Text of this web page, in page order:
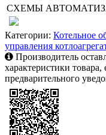
СХЕМЫ
Категории: Котельное
управления
Производитель
характеристики
предварительного